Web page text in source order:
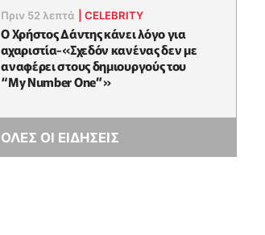
Πριν 52 λεπτά |CELEBRITY
Ο Χρήστος Δάντης κάνει λόγο για
αχαριστία-«Σχεδόν κανένας δεν με
αναφέρει στους δημιουργούς του
“My Number One”»
ΟΛΕΣ ΟΙ ΕΙΔΗΣΕΙΣ